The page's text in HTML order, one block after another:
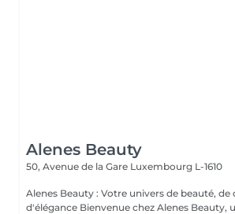
Alenes Beauty
50, Avenue de la Gare Luxembourg L-1610
Alenes Beauty : Votre univers de beauté, de
d'élégance Bienvenue chez Alenes Beauty, un lieu pensé pour